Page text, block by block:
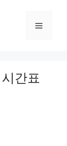
Menu
간표